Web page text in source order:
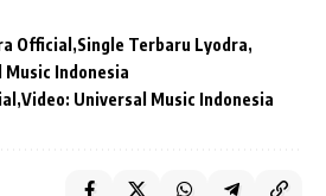
Official Single Terbaru Lyodra
Music Indonesia
Video: Universal Music Indonesia